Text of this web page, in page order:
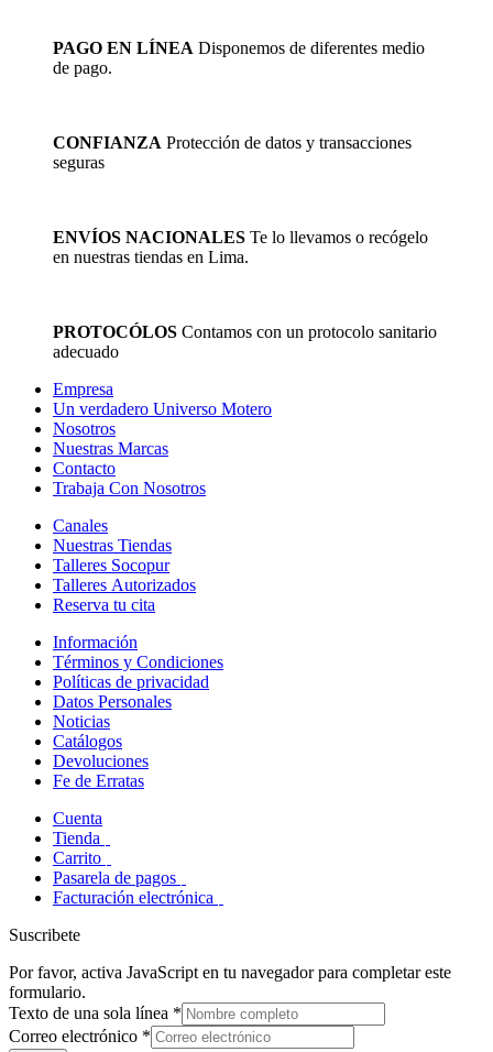
elegir
de
producto
PAGO EN LÍNEA Disponemos de diferentes medio
de pago.
CONFIANZA Protección de datos y transacciones
seguras
ENVÍOS NACIONALES Te lo llevamos o recógelo
en nuestras tiendas en Lima.
PROTOCÓLOS Contamos con un protocolo sanitario
adecuado
Empresa
Un verdadero Universo Motero
Nosotros
Nuestras Marcas
Contacto
Trabaja Con Nosotros
Canales
Nuestras Tiendas
Talleres Socopur
Talleres Autorizados
Reserva tu cita
Información
Términos y Condiciones
Políticas de privacidad
Datos Personales
Noticias
Catálogos
Devoluciones
Fe de Erratas
Cuenta
Tienda
Carrito
Pasarela de pagos
Facturación electrónica
Suscribete
Por favor, activa JavaScript en tu navegador para completar este
formulario.
Texto de una sola línea *
Correo electrónico *